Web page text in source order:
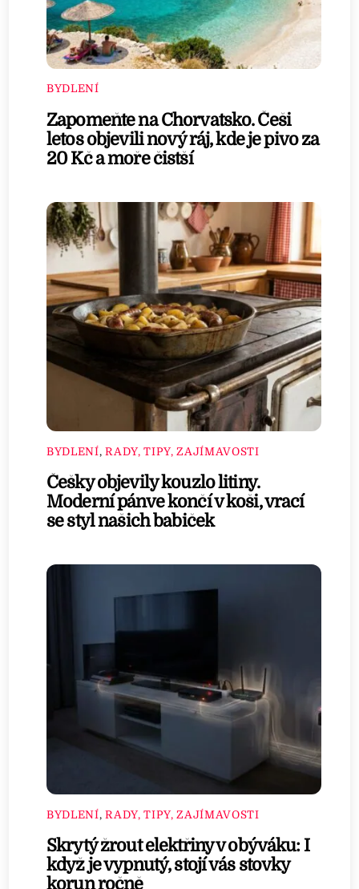
BYDLENÍ
Zapomeňte na Chorvatsko. Češi
letos objevili nový ráj, kde je pivo za
20 Kč a moře čistší
BYDLENÍ,RADY, TIPY, ZAJÍMAVOSTI
Češky objevily kouzlo litiny.
Moderní pánve končí v koši, vrací
se styl našich babiček
BYDLENÍ,RADY, TIPY, ZAJÍMAVOSTI
Skrytý žrout elektřiny v obýváku: I
když je vypnutý, stojí vás stovky
korun ročně